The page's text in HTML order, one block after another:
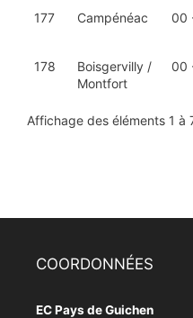
177 Campénéac 00
178
Boisgervilly /
Montfort
00
Affichage des éléments 1 à
COORDONNÉES
EC Pays de Guichen